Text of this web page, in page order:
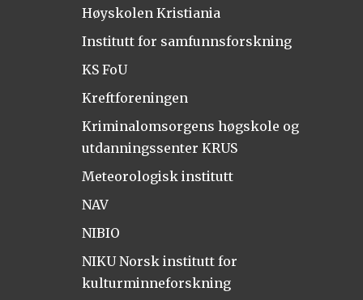
Høyskolen Kristiania
Institutt for samfunnsforskning
KS FoU
Kreftforeningen
Kriminalomsorgens høgskole og
utdanningssenter KRUS
Meteorologisk institutt
NAV
NIBIO
NIKU Norsk institutt for
kulturminneforskning